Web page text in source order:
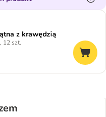
z krawędzią
12 szt.